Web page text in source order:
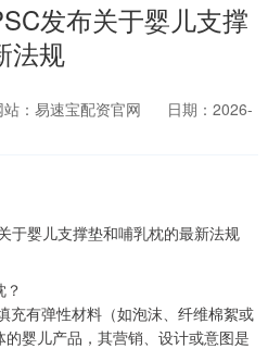
发布关于婴儿支撑
法规
站：易速宝配资官网
日期：2026-
充有弹性材料（如泡沫、纤维棉絮或
婴儿产品，其营销、设计或意图是